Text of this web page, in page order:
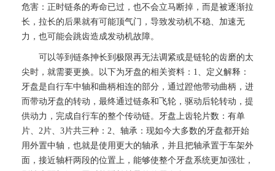
危害：正时链条的寿命已过，也不会立马断掉，而是被逐渐拉
长，拉长的后果就有可能顶气门，导致发动机不稳、加速无
力，也可能会跳齿造成发动机故障。
可以等到链条抻长到极限再无法调紧或是链轮的齿磨的太
尖时，就需要更换。以下为牙盘的相关资料：1、定义解释：
牙盘是自行车中轴和曲柄相连的部分，通过蹬他带动曲柄，进
而带动牙盘的转动，最终通过链条和飞轮，驱动后轮转动，提
供动力，完成自行车的整个传动链。牙盘上齿轮片数：有单
片、2片、3片共三种：2、轴承：现如今大多数的牙盘都开始
用外置中轴，也就是使用更大的轴承，并且把轴承置于车架外
面，接近轴杆两段的位置上，能够使整个牙盘系统更加强壮，